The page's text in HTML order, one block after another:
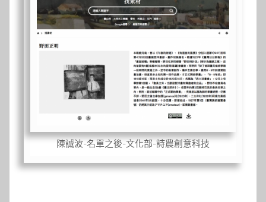
陳誠波-名單之後-文化部-詩農創意科技